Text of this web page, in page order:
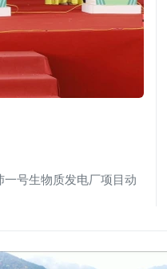
号生物质发电厂项目动